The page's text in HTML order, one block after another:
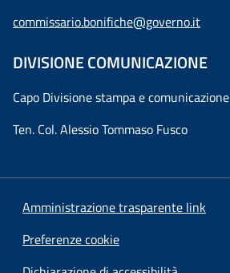
commissario.bonifiche@governo.it
DIVISIONE COMUNICAZIONE
Capo Divisione stampa e comunicazione
Ten. Col. Alessio Tommaso Fusco
Amministrazione trasparente link
Preferenze cookie